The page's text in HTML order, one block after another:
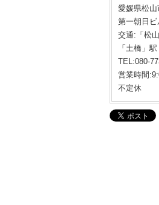
愛媛県松山
第一朝日ビ
交通:「松
「土橋」
TEL:080-
営業時間
不定休